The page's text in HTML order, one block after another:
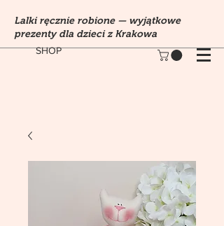
SHOP
Lalki ręcznie robione — wyjątkowe
prezenty dla dzieci z Krakowa